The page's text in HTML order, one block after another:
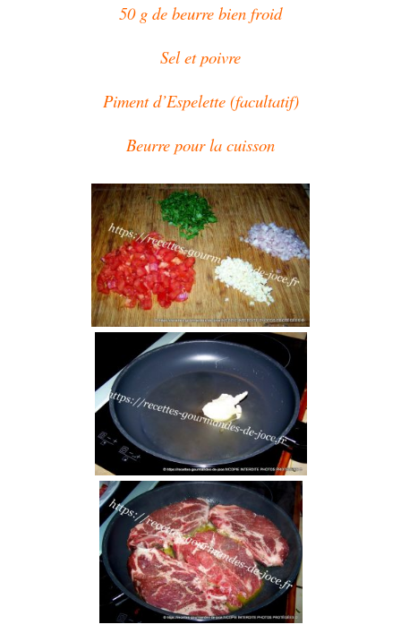
50 g de beurre bien froid
Sel et poivre
Piment d’Espelette (facultatif)
Beurre pour la cuisson